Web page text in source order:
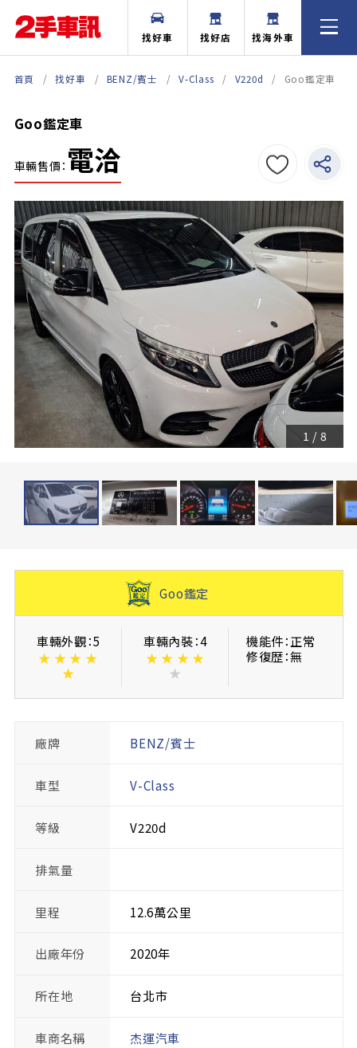
找好車 找好店 找海外車
首頁 找好車 BENZ/賓士 V-Class V220d Goo鑑定車
Goo鑑定車
車輛售價： 電洽
1 / 8
Goo鑑定
車輛外觀：5
★ ★ ★ ★
★
車輛內裝：4
★ ★ ★ ★
★
機能件：正常
修復歴：無
廠牌 BENZ/賓士
車型 V-Class
等級 V220d
排氣量
里程 12.6萬公里
出廠年份 2020年
所在地 台北市
車商名稱 杰運汽車